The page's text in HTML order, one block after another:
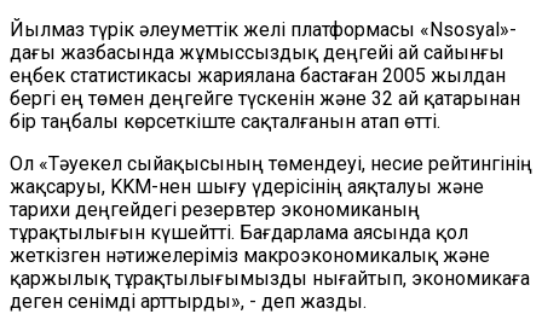
Йылмаз түрік әлеуметтік желі платформасы «Nsosyal»-
дағы жазбасында жұмыссыздық деңгейі ай сайынғы
еңбек статистикасы жариялана бастаған 2005 жылдан
бергі ең төмен деңгейге түскенін және 32 ай қатарынан
бір таңбалы көрсеткіште сақталғанын атап өтті.
Ол «Тәуекел сыйақысының төмендеуі, несие рейтингінің
жақсаруы, KKM-нен шығу үдерісінің аяқталуы және
тарихи деңгейдегі резервтер экономиканың
тұрақтылығын күшейтті. Бағдарлама аясында қол
жеткізген нәтижелеріміз макроэкономикалық және
қаржылық тұрақтылығымызды нығайтып, экономикаға
деген сенімді арттырды», - деп жазды.